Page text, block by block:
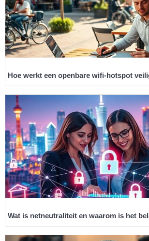
Hoe werkt een openbare wifi-hotspot
Wat is netneutraliteit en waarom is het